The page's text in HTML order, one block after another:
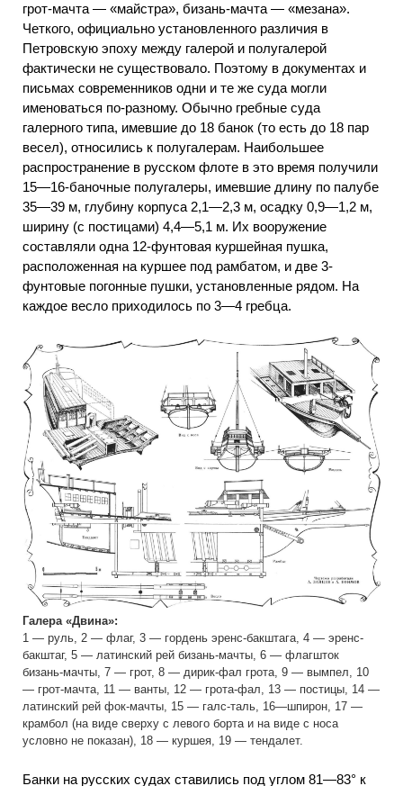
грот-мачта — «майстра», бизань-мачта — «мезана».
Четкого, официально установленного различия в
Петровскую эпоху между галерой и полугалерой
фактически не существовало. Поэтому в документах и
письмах современников одни и те же суда могли
именоваться по-разному. Обычно гребные суда
галерного типа, имевшие до 18 банок (то есть до 18 пар
весел), относились к полугалерам. Наибольшее
распространение в русском флоте в это время получили
15—16-баночные полугалеры, имевшие длину по палубе
35—39 м, глубину корпуса 2,1—2,3 м, осадку 0,9—1,2 м,
ширину (с постицами) 4,4—5,1 м. Их вооружение
составляли одна 12-фунтовая куршейная пушка,
расположенная на куршее под рамбатом, и две 3-
фунтовые погонные пушки, установленные рядом. На
каждое весло приходилось по 3—4 гребца.
Галера «Двина»:
1 — руль, 2 — флаг, 3 — гордень эренс-бакштага, 4 — эренс-
бакштаг, 5 — латинский рей бизань-мачты, 6 — флагшток
бизань-мачты, 7 — грот, 8 — дирик-фал грота, 9 — вымпел, 10
— грот-мачта, 11 — ванты, 12 — грота-фал, 13 — постицы, 14 —
латинский рей фок-мачты, 15 — галс-таль, 16—шпирон, 17 —
крамбол (на виде сверху с левого борта и на виде с носа
условно не показан), 18 — куршея, 19 — тендалет.
Банки на русских судах ставились под углом 81—83° к